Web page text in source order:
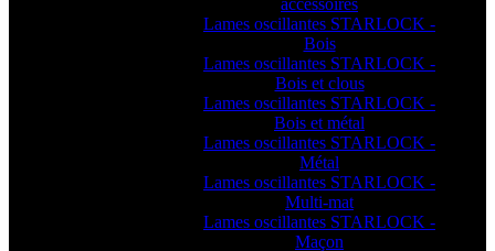
accessoires
Lames oscillantes STARLOCK -
Bois
Lames oscillantes STARLOCK -
Bois et clous
Lames oscillantes STARLOCK -
Bois et métal
Lames oscillantes STARLOCK -
Métal
Lames oscillantes STARLOCK -
Multi-mat
Lames oscillantes STARLOCK -
Maçon